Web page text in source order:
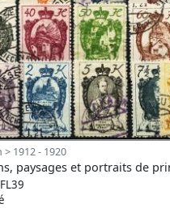
1912 - 1920
paysages et portraits de